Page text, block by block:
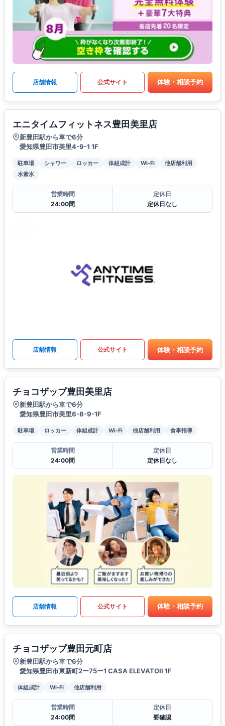
店舗情報 公式サイト 体験・相談予約
エニタイムフィットネス豊田美里店
新豊田駅から車で6分
愛知県豊田市美里4-9-1 1F
駐車場 シャワー ロッカー 体組成計 Wi-Fi
他店舗利用
水素水
営業時間
24:00間
定休日
定休日なし
店舗情報 公式サイト 体験・相談予約
チョコザップ豊田美里店
新豊田駅から車で6分
愛知県豊田市美里6-8-9-1F
駐車場 ロッカー 体組成計 Wi-Fi 他店舗利用 食事指導
営業時間
24:00間
定休日
定休日なし
店舗情報 公式サイト 体験・相談予約
チョコザップ豊田元町店
新豊田駅から車で6分
愛知県豊田市東新町2ー75ー1 CASA ELEVATOII 1F
体組成計 Wi-Fi 他店舗利用
営業時間
24:00間
定休日
要確認